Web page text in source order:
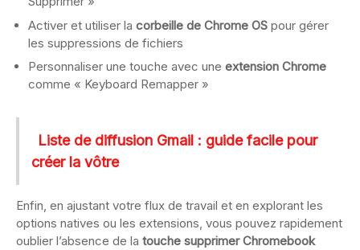
Activer et utiliser la corbeille de Chrome OS pour gérer
les suppressions de fichiers
Personnaliser une touche avec une extension Chrome
comme « Keyboard Remapper »
Liste de diffusion Gmail : guide facile pour
créer la vôtre
Enfin, en ajustant votre flux de travail et en explorant les
options natives ou les extensions, vous pouvez rapidement
oublier l’absence de la touche supprimer Chromebook